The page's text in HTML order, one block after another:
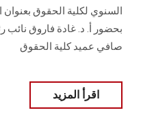
السنوي لكلية الحقوق بعنوان
بحضور أ. د. غادة فاروق نائب
صافي عميد كلية الحقوق
اقرأ المزيد